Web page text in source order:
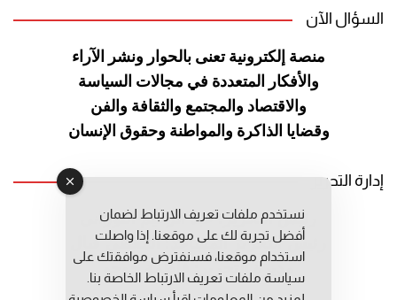
السؤال الآن
منصة إلكترونية تعنى بالحوار ونشر الآراء
والأفكار المتعددة في مجالات السياسة
والاقتصاد والمجتمع والثقافة والفن
وقضايا الذاكرة والمواطنة وحقوق الإنسان
إدارة التحرير
رئيس التحرير: عبد الرحيم التوراني
رئيس التحرير المساعد: المعطي قبال
مديرة التحرير: فاطمة حوحو
نستخدم ملفات تعريف الارتباط لضمان
أفضل تجربة لك على موقعنا. إذا واصلت
استخدام موقعنا، فسنفترض موافقتك على
سياسة ملفات تعريف الارتباط الخاصة بنا.